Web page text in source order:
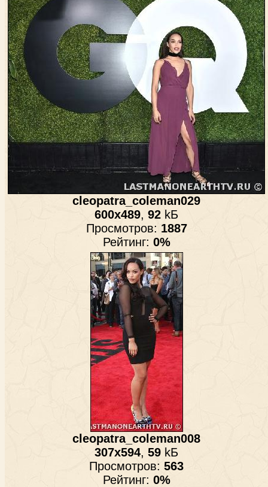
cleopatra_coleman029
600x489, 92 kБ
Просмотров: 1887
Рейтинг: 0%
cleopatra_coleman008
307x594, 59 kБ
Просмотров: 563
Рейтинг: 0%